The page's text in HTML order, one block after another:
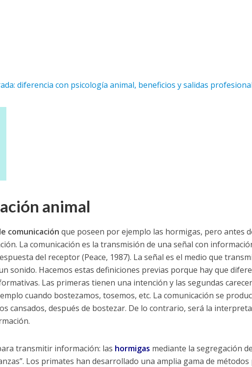
diferencia con psicología animal, beneficios y salidas
animal
comunicación que poseen por ejemplo las hormigas, pero antes
La comunicación es la transmisión de una señal con
del receptor (Peace, 1987). La señal es el medio que
sonido. Hacemos estas definiciones previas porque hay que
Las primeras tienen una intención y las segundas
cuando bostezamos, tosemos, etc. La comunicación se
cansados, después de bostezar. De lo contrario, será la
transmitir información: las hormigas mediante la segregación
Los primates han desarrollado una amplia gama de métodos